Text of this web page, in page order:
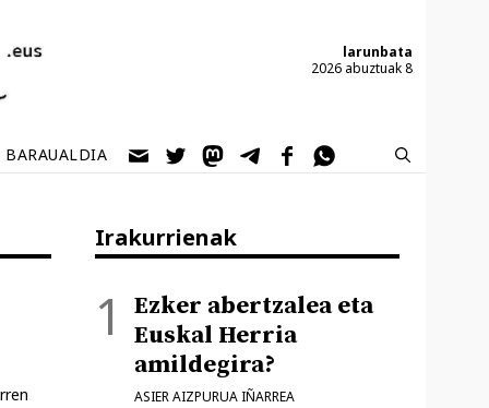
larunbata
2026 abuztuak 8
BARAUALDIA
Irakurrienak
Ezker abertzalea eta
Euskal Herria
amildegira?
ASIER AIZPURUA IÑARREA